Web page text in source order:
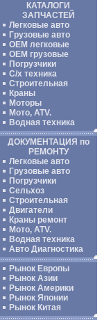
КАТАЛОГИ
ЗАПЧАСТЕЙ
Легковые авто
Грузовые авто
ОЕМ легковые
OEM грузовые
Погрузчики
С/х техника
Строительная
Краны
Моторы
Мото, ATV.
Водная техника
ДОКУМЕНТАЦИЯ по
РЕМОНТУ
Легковые авто
Грузовые авто
Погрузчики
Сельхоз
Строительная
Двигатели
Краны ремонт
Мото, ATV.
Водная техника
Авто Диагностика
Рынок Европы
Рынок Азии
Рынок Америки
Рынок Японии
Рынок Китая